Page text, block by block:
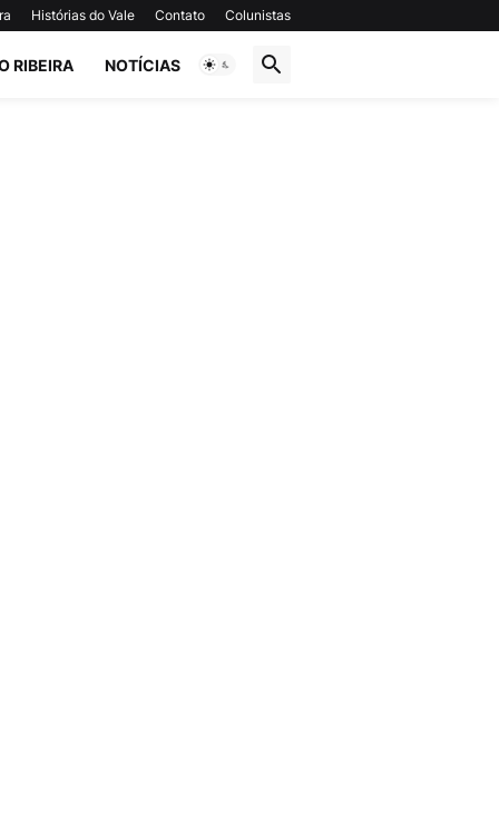
Histórias do Vale Contato Colunistas
RIBEIRA NOTÍCIAS